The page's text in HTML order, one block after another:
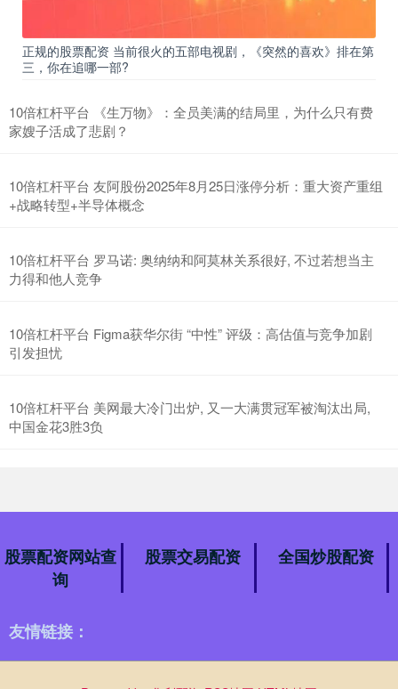
正规的股票配资 当前很火的五部电视剧，《突然的喜欢》排在第
三，你在追哪一部?
10倍杠杆平台 《生万物》：全员美满的结局里，为什么只有费
家嫂子活成了悲剧？
10倍杠杆平台 友阿股份2025年8月25日涨停分析：重大资产重组
+战略转型+半导体概念
10倍杠杆平台 罗马诺: 奥纳纳和阿莫林关系很好, 不过若想当主
力得和他人竞争
10倍杠杆平台 Figma获华尔街 “中性” 评级：高估值与竞争加剧
引发担忧
10倍杠杆平台 美网最大冷门出炉, 又一大满贯冠军被淘汰出局,
中国金花3胜3负
股票配资网站查
询
股票交易配资 全国炒股配资
友情链接：